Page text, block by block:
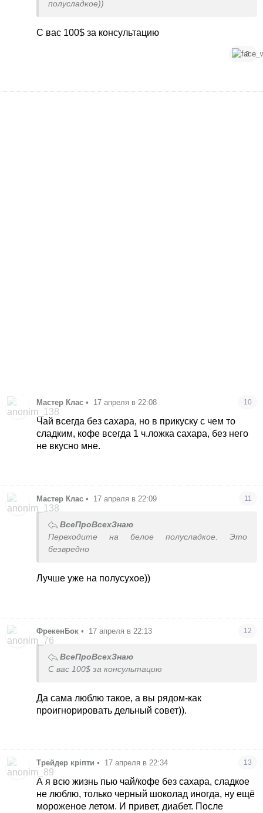
полусладкое))
С вас 100$ за консультацию
3
Мастер Клас • 17 апреля в 22:08 10
Чай всегда без сахара, но в прикуску с чем то
сладким, кофе всегда 1 ч.ложка сахара, без него
не вкусно мне.
Мастер Клас • 17 апреля в 22:09 11
ВсеПроВсехЗнаю
Переходите на белое полусладкое. Это
безвредно
Лучше уже на полусухое))
ФрекенБок • 17 апреля в 22:13 12
ВсеПроВсехЗнаю
С вас 100$ за консультацию
Да сама люблю такое, а вы рядом-как
проигнорировать дельный совет)).
Трейдер кріпти • 17 апреля в 22:34 13
А я всю жизнь пью чай/кофе без сахара, сладкое
не люблю, только черный шоколад иногда, ну ещё
мороженое летом. И привет, диабет. После